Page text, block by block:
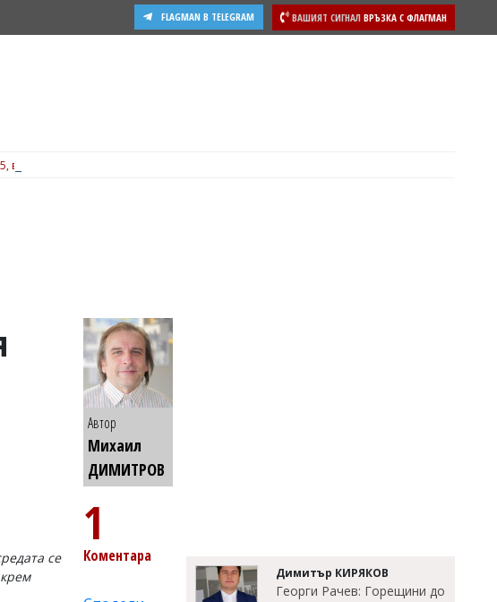
ВАШИЯТ СИГНАЛ ВРЪЗКА С ФЛАГМАН
FLAGMAN В TELEGRAM
вижте подробности
се
Автор
Михаил
ДИМИТРОВ
1
Коментара
Димитър КИРЯКОВ
Георги Рачев: Горещини до